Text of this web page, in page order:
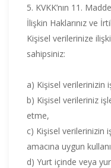
5. KVKK’nın 11.
İlişkin Haklarınız ve
Kişisel verilerinize
sahipsiniz:
a) Kişisel verilerinizin
b) Kişisel verileriniz
etme,
c) Kişisel verilerinizin
amacına uygun
d) Yurt içinde veya